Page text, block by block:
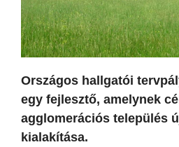
Országos hallgatói
egy fejlesztő, amelynek
agglomerációs település
kialakítása.